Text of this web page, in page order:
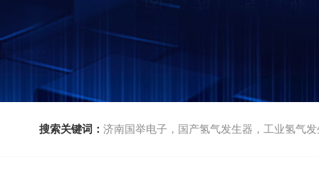
搜索关键词： 济南国举电子，国产氢气发生器，工业氢气